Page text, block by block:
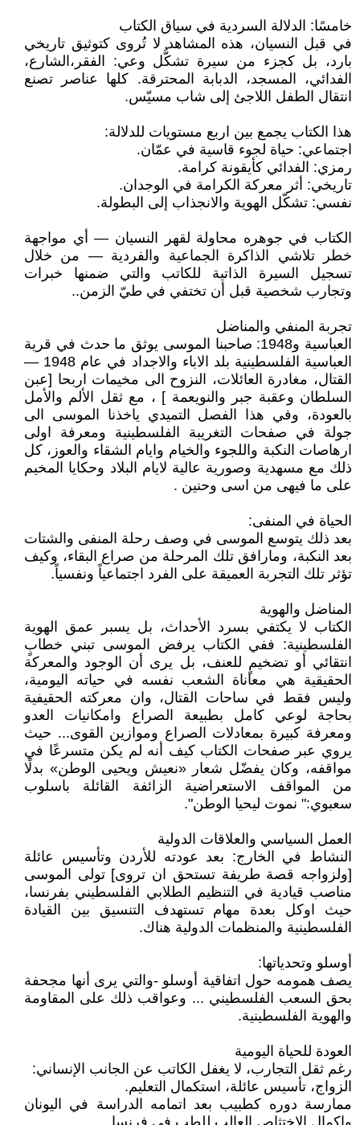
خامسًا: الدلالة السردية في سياق الكتاب
في قبل النسيان، هذه المشاهد لا تُروى كتوثيق تاريخي
بارد، بل كجزء من سيرة تشكُّل وعي: الفقر،الشارع،
الفدائي، المسجد، الدبابة المحترقة. كلها عناصر تصنع
انتقال الطفل اللاجئ إلى شاب مسيّس.
هذا الكتاب يجمع بين اربع مستويات للدلالة:
اجتماعي: حياة لجوء قاسية في عمّان.
رمزي: الفدائي كأيقونة كرامة.
تاريخي: أثر معركة الكرامة في الوجدان.
نفسي: تشكّل الهوية والانجذاب إلى البطولة.
الكتاب في جوهره محاولة لقهر النسيان — أي مواجهة
خطر تلاشي الذاكرة الجماعية والفردية — من خلال
تسجيل السيرة الذاتية للكاتب والتي ضمنها خبرات
وتجارب شخصية قبل أن تختفي في طيّ الزمن..
تجربة المنفي والمناضل
العباسية و1948: صاحبنا الموسى يوثق ما حدث في قرية
العباسية الفلسطينية بلد الاباء والاجداد في عام 1948 —
القتال، مغادرة العائلات، النزوح الى مخيمات اربحا [عبن
السلطان وعقبة جبر والنويعمة ] ، مع ثقل الألم والأمل
بالعودة، وفي هذا الفصل التميدي ياخذنا الموسى الى
جولة في صفحات التغريبة الفلسطينية ومعرفة اولى
ارهاصات النكبة واللجوء والخيام وايام الشقاء والعوز، كل
ذلك مع مسهدية وصورية عالية لايام البلاد وحكايا المخيم
على ما فيهى من اسى وحنين .
الحياة في المنفى:
بعد ذلك يتوسع الموسى في وصف رحلة المنفى والشتات
بعد النكبة، ومارافق تلك المرحلة من صراع البقاء، وكيف
تؤثر تلك التجربة العميقة على الفرد اجتماعياً ونفسياً.
المناضل والهوية
الكتاب لا يكتفي بسرد الأحداث، بل يسبر عمق الهوية
الفلسطينية: ففي الكتاب يرفض الموسى تبني خطابٍ
انتقائي أو تضخيمٍ للعنف، بل يرى أن الوجود والمعركة
الحقيقية هي معاناة الشعب نفسه في حياته اليومية،
وليس فقط في ساحات القتال، وان معركته الحقيفية
بحاجة لوعي كامل بطبيعة الصراع وامكانيات العدو
ومعرفة كبيرة بمعادلات الصراع وموازين القوى... حيث
يروي عبر صفحات الكتاب كيف أنه لم يكن متسرعًا في
مواقفه، وكان يفضّل شعار «نعيش ويحيى الوطن» بدلًا
من المواقف الاستعراضية الزائفة القائلة باسلوب
سعبوي:" نموت ليحيا الوطن".
العمل السياسي والعلاقات الدولية
النشاط في الخارج: بعد عودته للأردن وتأسيس عائلة
[ولزواجه قصة طريفة تستحق ان تروى] تولى الموسى
مناصب قيادية في التنظيم الطلابي الفلسطيني بفرنسا،
حيث اوكل بعدة مهام تستهدف التنسيق بين القيادة
الفلسطينية والمنظمات الدولية هناك.
أوسلو وتحدياتها:
يصف همومه حول اتفاقية أوسلو -والتي يرى أنها مجحفة
بحق السعب الفلسطيني ... وعواقب ذلك على المقاومة
والهوية الفلسطينية.
العودة للحياة اليومية
رغم ثقل التجارب، لا يغفل الكاتب عن الجانب الإنساني:
الزواج، تأسيس عائلة، استكمال التعليم.
ممارسة دوره كطبيب بعد اتمامه الدراسة في اليونان